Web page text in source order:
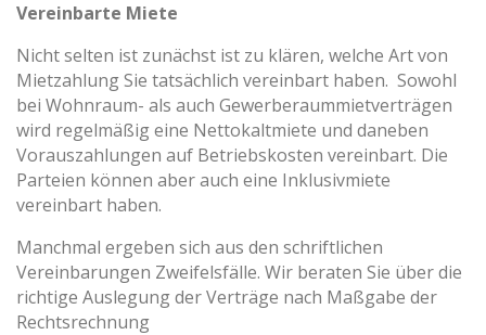
Vereinbarte Miete
Nicht selten ist zunächst ist zu klären, welche Art von
Mietzahlung Sie tatsächlich vereinbart haben. Sowohl
bei Wohnraum- als auch Gewerberaummietverträgen
wird regelmäßig eine Nettokaltmiete und daneben
Vorauszahlungen auf Betriebskosten vereinbart. Die
Parteien können aber auch eine Inklusivmiete
vereinbart haben.
Manchmal ergeben sich aus den schriftlichen
Vereinbarungen Zweifelsfälle. Wir beraten Sie über die
richtige Auslegung der Verträge nach Maßgabe der
Rechtsrechnung